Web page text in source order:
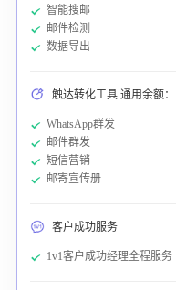
智能搜邮
邮件检测
数据导出
触达转化工具 通用余额：
WhatsApp群发
邮件群发
短信营销
邮寄宣传册
客户成功服务
1v1客户成功经理全程服务